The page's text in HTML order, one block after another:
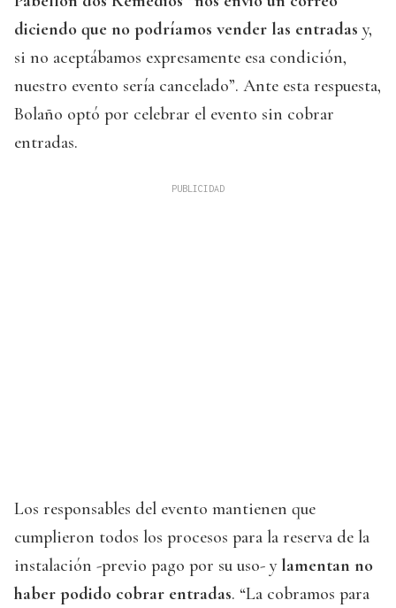
diciendo que no podríamos vender las entradas y,
si no aceptábamos expresamente esa condición,
nuestro evento sería cancelado”. Ante esta respuesta,
Bolaño optó por celebrar el evento sin cobrar
entradas.
Los responsables del evento mantienen que
cumplieron todos los procesos para la reserva de la
instalación -previo pago por su uso- y lamentan no
haber podido cobrar entradas. “La cobramos para